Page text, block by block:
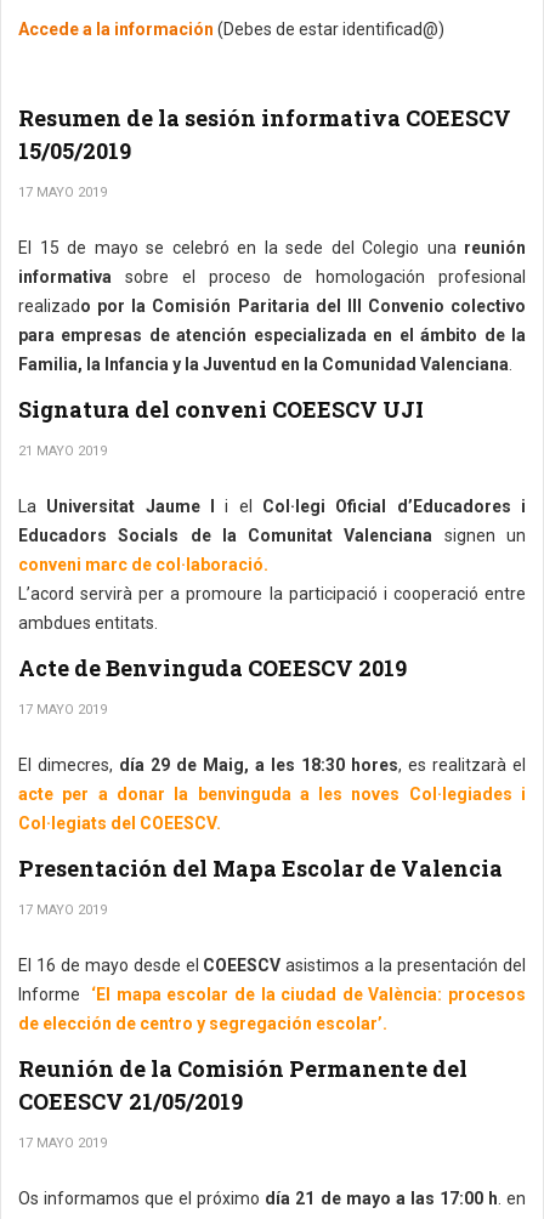
Accede a la información (Debes de estar identificad@)
Resumen de la sesión informativa COEESCV
15/05/2019
17 MAYO 2019
El 15 de mayo se celebró en la sede del Colegio una reunión
informativa sobre el proceso de homologación profesional
realizado por la Comisión Paritaria del III Convenio colectivo
para empresas de atención especializada en el ámbito de la
Familia, la Infancia y la Juventud en la Comunidad Valenciana
Signatura del conveni COEESCV UJI
21 MAYO 2019
La Universitat Jaume I i el Col·legi Oficial d’Educadores i
Educadors Socials de la Comunitat Valenciana signen un
conveni marc de col·laboració.
L’acord servirà per a promoure la participació i cooperació entre
ambdues entitats.
Acte de Benvinguda COEESCV 2019
17 MAYO 2019
El dimecres, día 29 de Maig, a les 18:30 hores, es realitzarà el
acte per a donar la benvinguda a les noves Col·legiades i
Col·legiats del COEESCV.
Presentación del Mapa Escolar de Valencia
17 MAYO 2019
El 16 de mayo desde el COEESCV asistimos a la presentación del
Informe ‘El mapa escolar de la ciudad de València: procesos
de elección de centro y segregación escolar’.
Reunión de la Comisión Permanente del
COEESCV 21/05/2019
17 MAYO 2019
Os informamos que el próximo día 21 de mayo a las 17:00 h . en